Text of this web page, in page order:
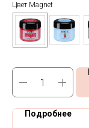
Цвет Magnet
Подробнее